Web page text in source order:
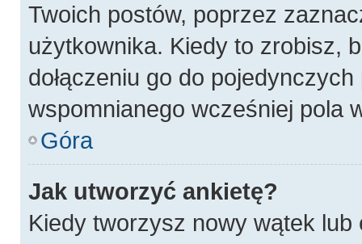
Twoich postów, poprzez
użytkownika. Kiedy to zrobisz,
dołączeniu go do
wspomnianego wcześniej pola
Góra
Jak utworzyć ankietę?
Kiedy tworzysz nowy wątek